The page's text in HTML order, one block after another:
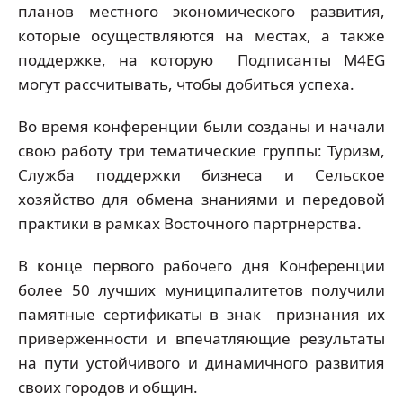
планов местного экономического развития,
которые осуществляются на местах, а также
поддержке, на которую Подписанты М4EG
могут рассчитывать, чтобы добиться успеха.
Во время конференции были созданы и начали
свою работу три тематические группы: Туризм,
Служба поддержки бизнеса и Сельское
хозяйство для обмена знаниями и передовой
практики в рамках Восточного партрнерства.
В конце первого рабочего дня Конференции
более 50 лучших муниципалитетов получили
памятные сертификаты в знак признания их
приверженности и впечатляющие результаты
на пути устойчивого и динамичного развития
своих городов и общин.